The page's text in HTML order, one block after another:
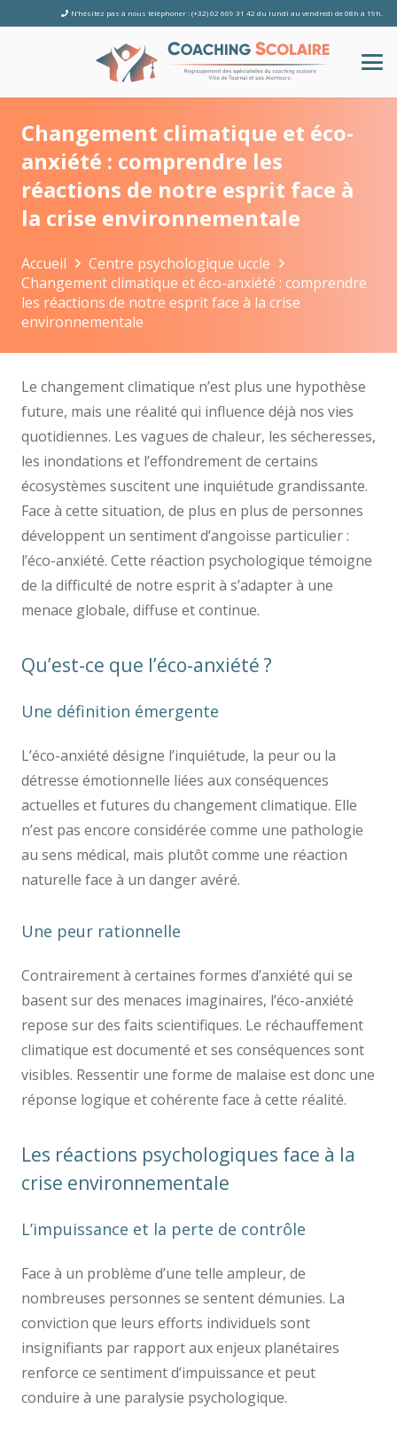
N’hésitez pas à nous téléphoner : (+32) 02 669 31 42 du lundi au vendredi de 08h à 19h.
Changement climatique et éco-
anxiété : comprendre les
réactions de notre esprit face à
la crise environnementale
Accueil
Centre psychologique uccle
Changement climatique et éco-anxiété : comprendre
les réactions de notre esprit face à la crise
environnementale
Le changement climatique n’est plus une hypothèse
future, mais une réalité qui influence déjà nos vies
quotidiennes. Les vagues de chaleur, les sécheresses,
les inondations et l’effondrement de certains
écosystèmes suscitent une inquiétude grandissante.
Face à cette situation, de plus en plus de personnes
développent un sentiment d’angoisse particulier :
l’éco-anxiété. Cette réaction psychologique témoigne
de la difficulté de notre esprit à s’adapter à une
menace globale, diffuse et continue.
Qu’est-ce que l’éco-anxiété ?
Une définition émergente
L’éco-anxiété désigne l’inquiétude, la peur ou la
détresse émotionnelle liées aux conséquences
actuelles et futures du changement climatique. Elle
n’est pas encore considérée comme une pathologie
au sens médical, mais plutôt comme une réaction
naturelle face à un danger avéré.
Une peur rationnelle
Contrairement à certaines formes d’anxiété qui se
basent sur des menaces imaginaires, l’éco-anxiété
repose sur des faits scientifiques. Le réchauffement
climatique est documenté et ses conséquences sont
visibles. Ressentir une forme de malaise est donc une
réponse logique et cohérente face à cette réalité.
Les réactions psychologiques face à la
crise environnementale
L’impuissance et la perte de contrôle
Face à un problème d’une telle ampleur, de
nombreuses personnes se sentent démunies. La
conviction que leurs efforts individuels sont
insignifiants par rapport aux enjeux planétaires
renforce ce sentiment d’impuissance et peut
conduire à une paralysie psychologique.